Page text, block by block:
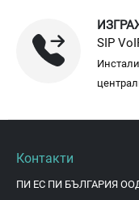
SIP
Контакти
ПИ ЕС ПИ БЪЛГАРИЯ